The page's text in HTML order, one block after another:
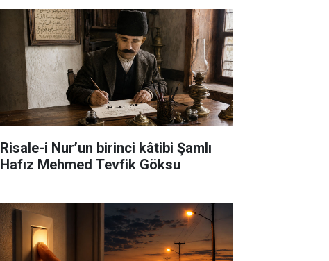
Risale-i Nur’un birinci kâtibi Şamlı
Hafız Mehmed Tevfik Göksu